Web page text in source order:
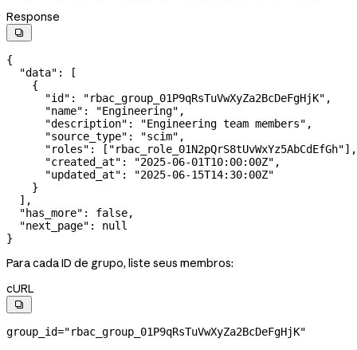
Response

{
  "data"
: [
    {
      "id"
: "rbac_group_01P9qRsTuVwXyZa2BcDeFgHjK" ,
      "name"
: "Engineering" ,
      "description"
: "Engineering team members" ,
      "source_type"
: "scim" ,
      "roles"
: [ "rbac_role_01N2pQrS8tUvWxYz5AbCdEfGh"],
      "created_at"
: "2025-06-01T10:00:00Z" ,
      "updated_at"
:
"2025-06-15T14:30:00Z"
    }
  ],
  "has_more"
: false,
  "next_page"
: null
}
Para cada ID de grupo, liste seus membros:
cURL

group_id="rbac_group_01P9qRsTuVwXyZa2BcDeFgHjK"